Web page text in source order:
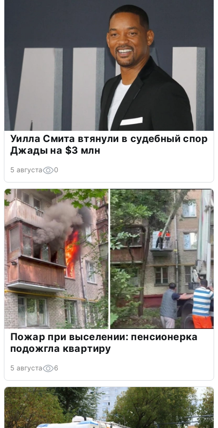
Уилла Смита втянули в судебный спор
Джады на $3 млн
5 августа 0
Пожар при выселении: пенсионерка
подожгла квартиру
5 августа 6